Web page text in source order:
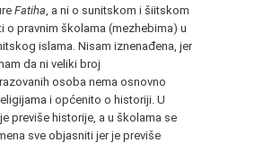
Fatiha , a ni o sunitskom i šiitskom
o pravnim školama (mezhebima) u
islama. Nisam iznenađena, jer
da ni veliki broj
osoba nema osnovno
i općenito o historiji. U
previše historije, a u školama se
sve objasniti jer je previše